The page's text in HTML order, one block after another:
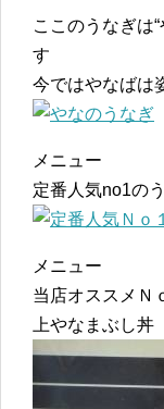
ここのうなぎは
す
今ではやなばは
メニュー
定番人気no1
メニュー
当店オススメ
上やなまぶし